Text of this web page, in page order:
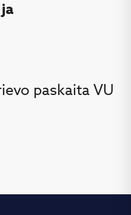
paskaita VU